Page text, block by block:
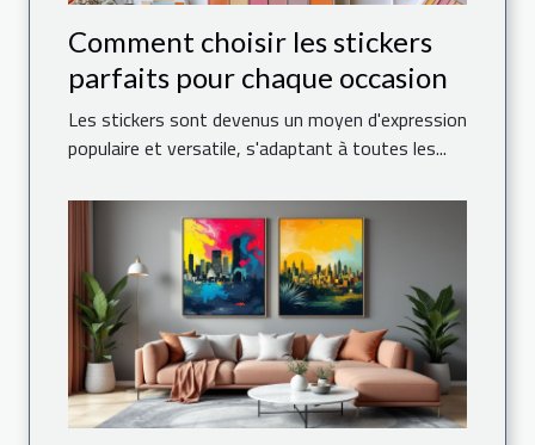
Comment choisir les stickers
parfaits pour chaque occasion
Les stickers sont devenus un moyen d'expression
populaire et versatile, s'adaptant à toutes les...